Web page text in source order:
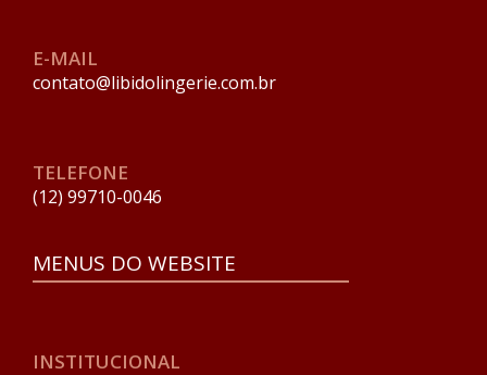
E-MAIL
contato@libidolingerie.com.br
TELEFONE
(12) 99710-0046
MENUS DO WEBSITE
INSTITUCIONAL